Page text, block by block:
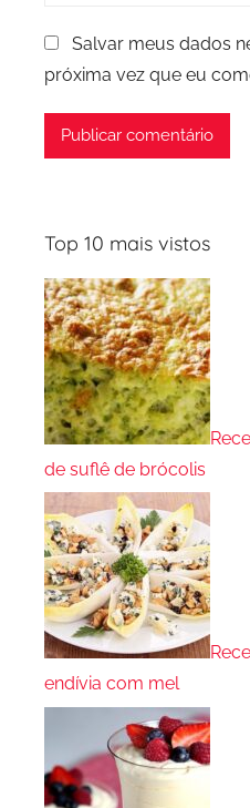
Salvar meus dados
próxima vez que eu
Top 10 mais vistos
de suflê de brócolis
endívia com mel